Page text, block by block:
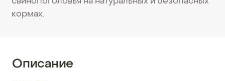
кормах.
Описание